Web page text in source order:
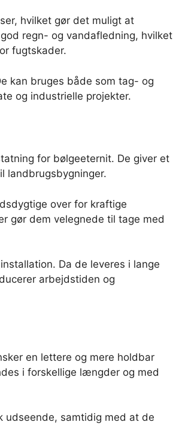
hvilket gør det muligt at
regn- og vandafledning, hvilket
fugtskader.
kan bruges både som tag- og
og industrielle projekter.
for bølgeeternit. De giver et
landbrugsbygninger.
over for kraftige
gør dem velegnede til tage med
Da de leveres i lange
arbejdstiden og
en lettere og mere holdbar
i forskellige længder og med
udseende, samtidig med at de